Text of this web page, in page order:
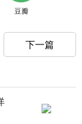
豆瓣
下一篇